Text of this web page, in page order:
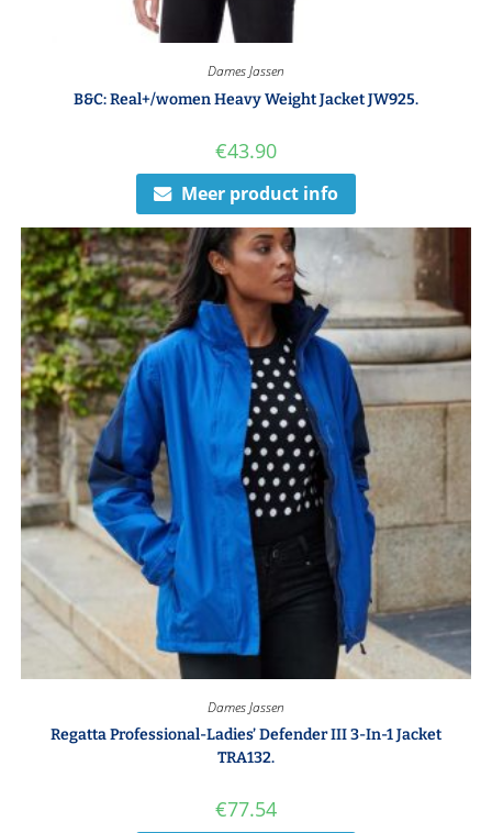
Dames Jassen
B&C: Real+/women Heavy Weight Jacket JW925.
€43.90
Meer product info
Dames Jassen
Regatta Professional-Ladies’ Defender III 3-In-1 Jacket
TRA132.
€77.54